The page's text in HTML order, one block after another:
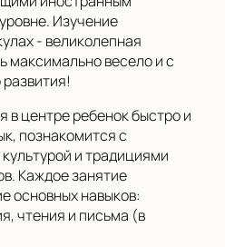
Изучение
- великолепная
максимально весело и с
в центре ребенок быстро и
познакомится с
и традициями
Каждое занятие
основных навыков:
чтения и письма (в